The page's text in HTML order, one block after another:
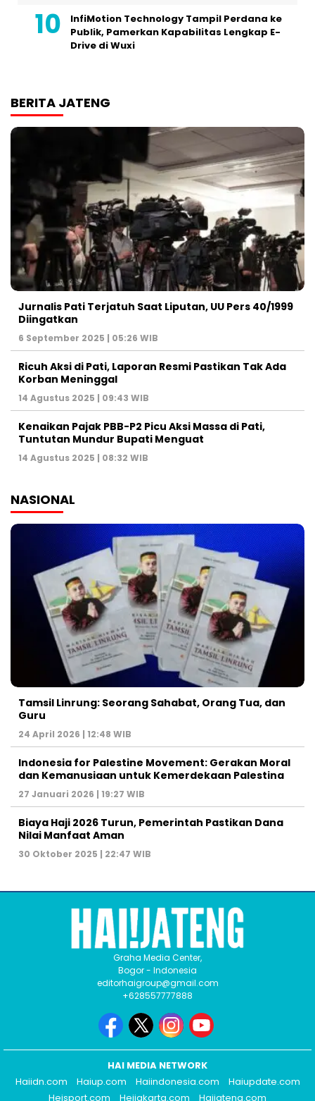
InfiMotion Technology Tampil Perdana ke
Publik, Pamerkan Kapabilitas Lengkap E-
Drive di Wuxi
BERITA JATENG
Jurnalis Pati Terjatuh Saat Liputan, UU Pers 40/1999
Diingatkan
6 September 2025 | 05:26 WIB
Ricuh Aksi di Pati, Laporan Resmi Pastikan Tak Ada
Korban Meninggal
14 Agustus 2025 | 09:43 WIB
Kenaikan Pajak PBB-P2 Picu Aksi Massa di Pati,
Tuntutan Mundur Bupati Menguat
14 Agustus 2025 | 08:32 WIB
NASIONAL
Tamsil Linrung: Seorang Sahabat, Orang Tua, dan
Guru
24 April 2026 | 12:48 WIB
Indonesia for Palestine Movement: Gerakan Moral
dan Kemanusiaan untuk Kemerdekaan Palestina
27 Januari 2026 | 19:27 WIB
Biaya Haji 2026 Turun, Pemerintah Pastikan Dana
Nilai Manfaat Aman
30 Oktober 2025 | 22:47 WIB
Graha Media Center,
Bogor - Indonesia
editorhaigroup@gmail.com
+628557777888
HAI MEDIA NETWORK
Haiidn.com
Haiup.com Haiindonesia.com
Haiupdate.com
Heisport.com
Heijakarta.com Haijateng.com